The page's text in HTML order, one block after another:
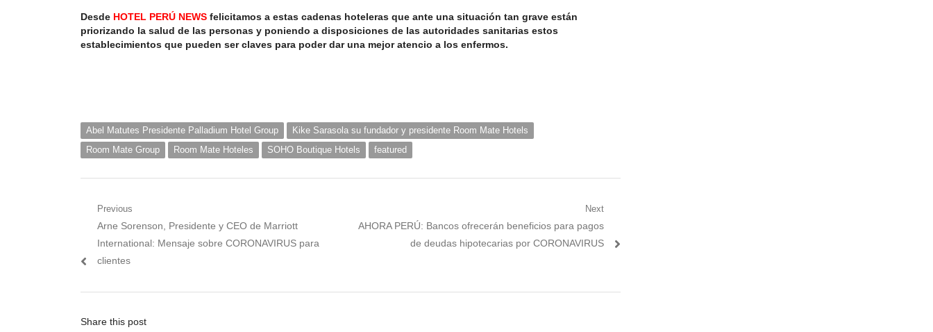
Desde HOTEL PERÚ NEWS felicitamos a estas cadenas hoteleras que ante una situación tan grave están
priorizando la salud de las personas y poniendo a disposiciones de las autoridades sanitarias estos
establecimientos que pueden ser claves para poder dar una mejor atencio a los enfermos.
Abel Matutes Presidente Palladium Hotel Group
Kike Sarasola su fundador y presidente Room Mate Hotels
Room Mate Group
Room Mate Hoteles SOHO Boutique Hotels featured
Navegación
entradas
Previous
Previous
post:
Arne Sorenson, Presidente y CEO de Marriott
International: Mensaje sobre CORONAVIRUS para
clientes
Next
Next
AHORA PERÚ: Bancos ofrecerán beneficios para pagos
de deudas hipotecarias por CORONAVIRUS
Share this post